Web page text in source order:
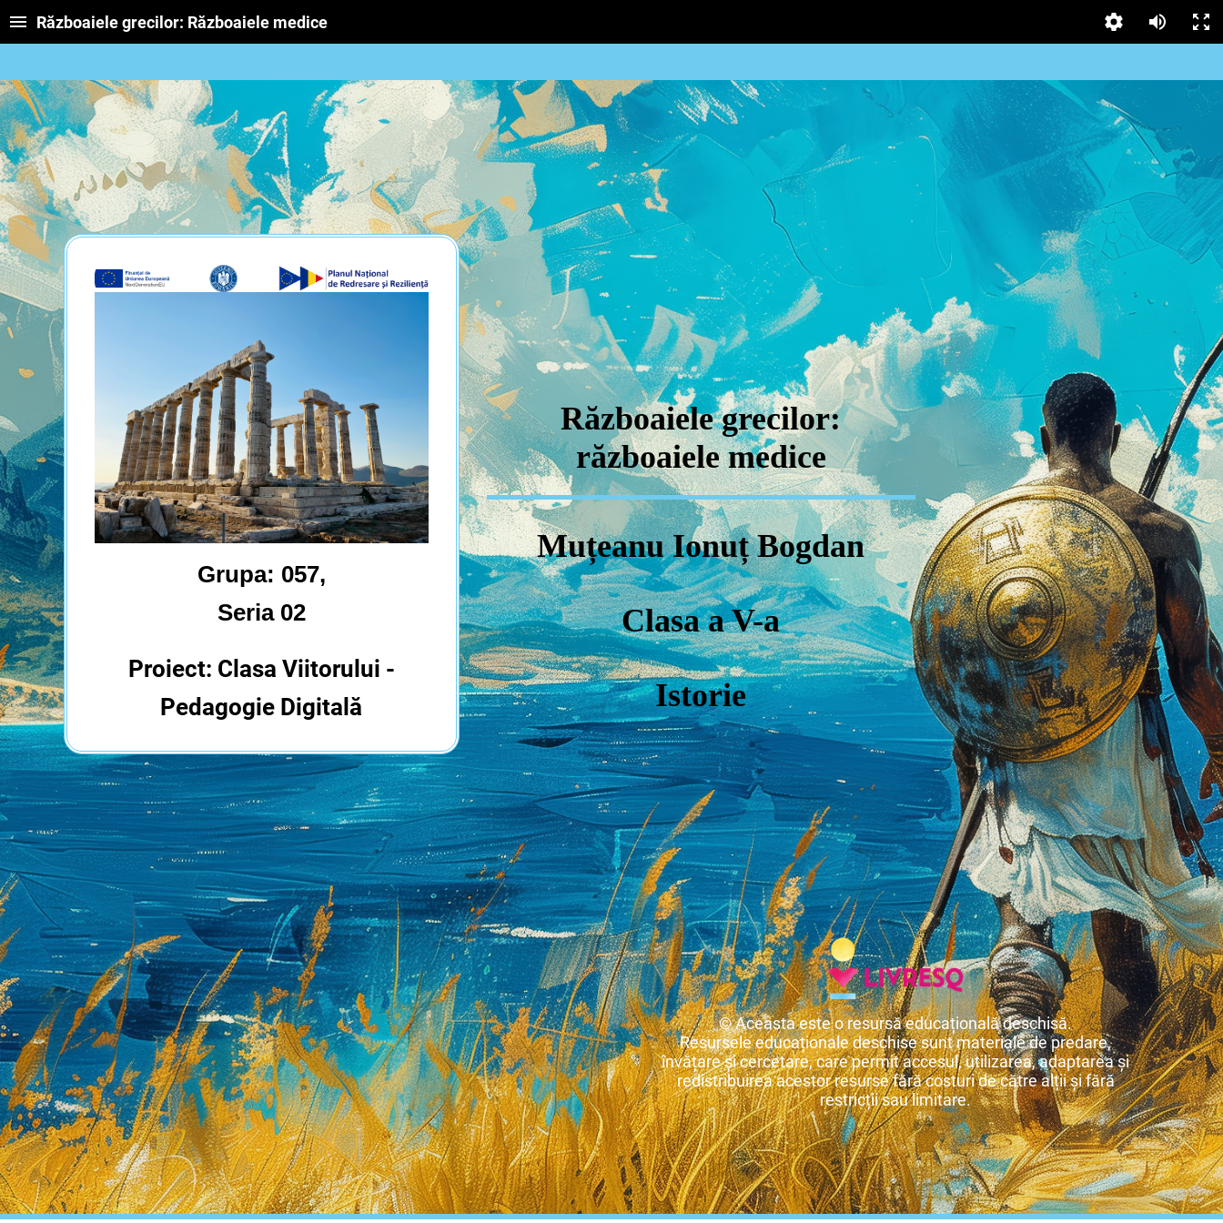
Războaiele grecilor: Războaiele medice
Grupa: 057,
Seria 02
Proiect: Clasa Viitorului -
Pedagogie Digitală
Războaiele grecilor:
războaiele medice
Muțeanu Ionuț Bogdan
Clasa a V-a
Istorie
© Aceasta este o resursă educațională deschisă.
Resursele educaționale deschise sunt materiale de predare,
învățare și cercetare, care permit accesul, utilizarea, adaptarea și
redistribuirea acestor resurse fără costuri de către alții și fără
restricții sau limitare.